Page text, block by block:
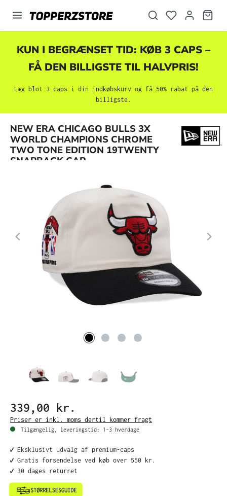
KUN I BEGRÆNSET TID: KØB 3 CAPS –
FÅ DEN BILLIGSTE TIL HALVPRIS!
Læg blot 3 caps i din indkøbskurv og få 50% rabat på den
billigste.
NEW ERA CHICAGO BULLS 3X
WORLD CHAMPIONS CHROME
TWO TONE EDITION 19TWENTY
SNAPBACK CAP
Spring over billedgalleri
339,00 kr.
Priser er inkl. moms dertil kommer fragt
Tilgængelig, leveringstid: 1–3 hverdage
✔️ Eksklusivt udvalg af premium-caps
✔️ Gratis forsendelse ved køb over 550 kr.
✔️ 30 dages returret